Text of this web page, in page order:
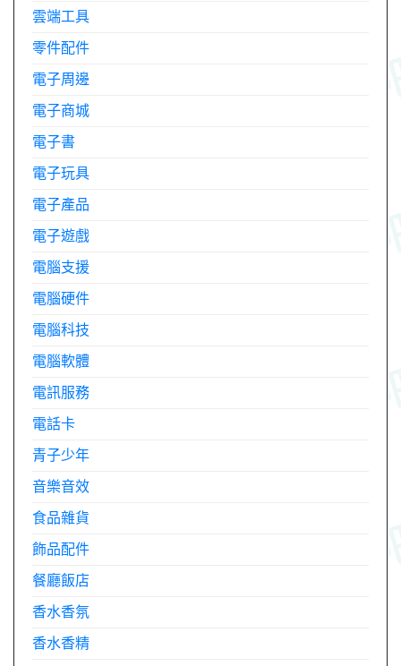
雲端工具
零件配件
電子周邊
電子商城
電子書
電子玩具
電子產品
電子遊戲
電腦支援
電腦硬件
電腦科技
電腦軟體
電訊服務
電話卡
青子少年
音樂音效
食品雜貨
飾品配件
餐廳飯店
香水香氛
香水香精